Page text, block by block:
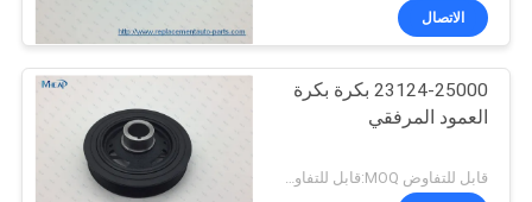
الاتصال
23124-25000 بكرة بكرة
العمود المرفقي
قابل للتفاوض MOQ:قابل للتفاوض